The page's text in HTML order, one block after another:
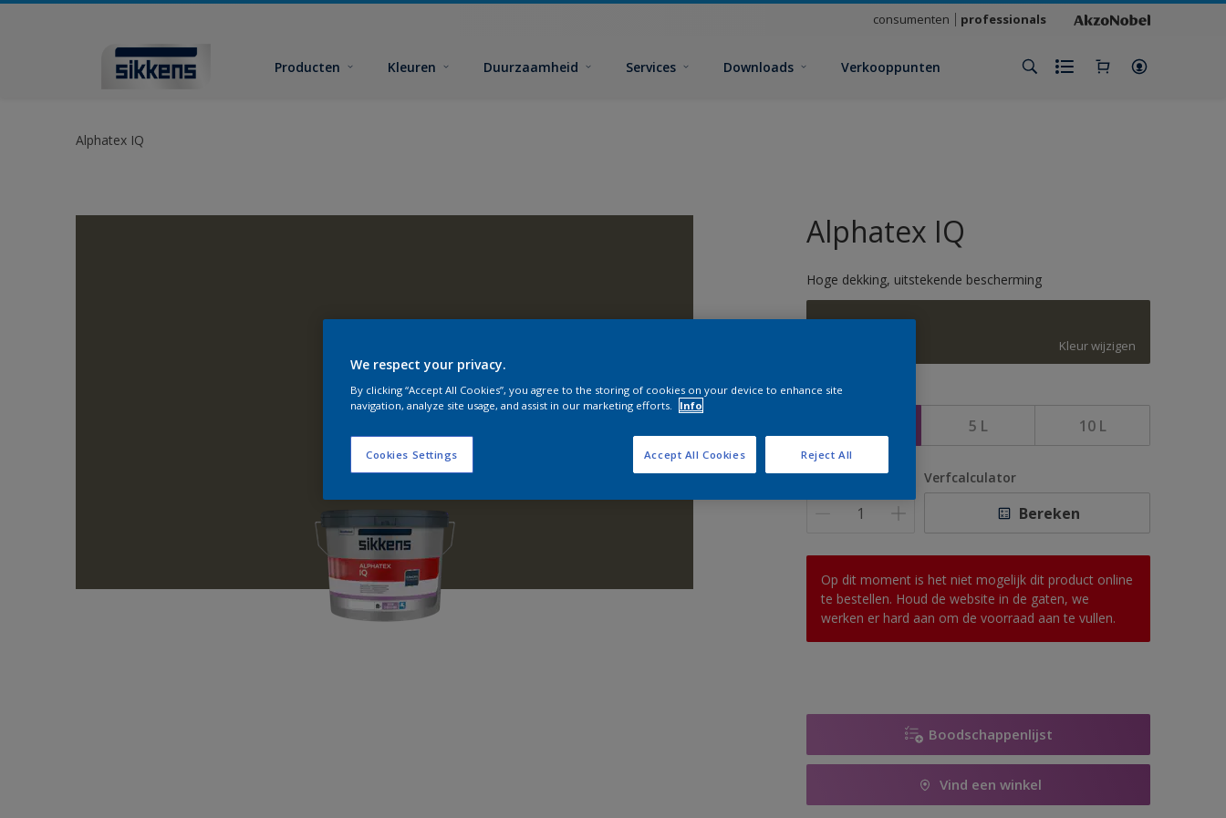
consumenten professionals
Producten Kleuren Duurzaamheid Services Downloads Verkooppunten
Alphatex IQ
Alphatex IQ
Hoge dekking, uitstekende bescherming
G0.11.31
Kleur wijzigen
Grootte
5 L 10 L
Aantal Verfcalculator
Bereken
Op dit moment is het niet mogelijk dit product online
te bestellen. Houd de website in de gaten, we
werken er hard aan om de voorraad aan te vullen.
Boodschappenlijst
Vind een winkel
We respect your privacy.
By clicking “Accept All Cookies”, you agree to the storing of cookies on your device to enhance site
navigation, analyze site usage, and assist in our marketing efforts.
Info
Cookies Settings Reject All
Accept All Cookies